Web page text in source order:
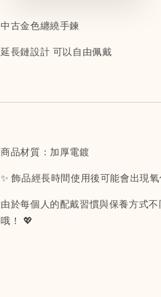
中古金色纏繞手鍊
延長鏈設計 可以自由佩戴
商品材質：加厚電鍍
✨ 飾品經長時間使用後可能會出現
由於每個人的配戴習慣與保養方式
哦！ 💖